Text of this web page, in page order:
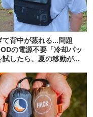
て背中が蒸れる…問題
の電源不要「冷却パッ
試したら、夏の移動がラ